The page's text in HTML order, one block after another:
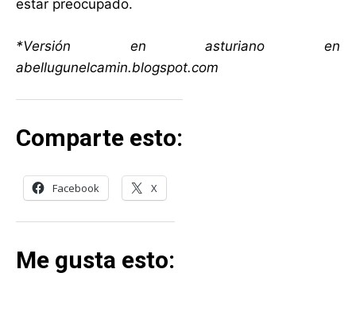
estar preocupado.
*Versión en asturiano en
abellugunelcamin.blogspot.com
Comparte esto:
Facebook X
Me gusta esto: